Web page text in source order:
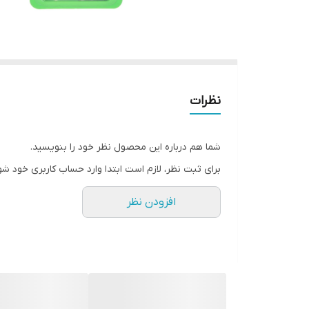
نظرات
شما هم درباره این محصول نظر خود را بنویسید.
برای ثبت نظر، لازم است ابتدا وارد حساب کاربری خود
افزودن نظر